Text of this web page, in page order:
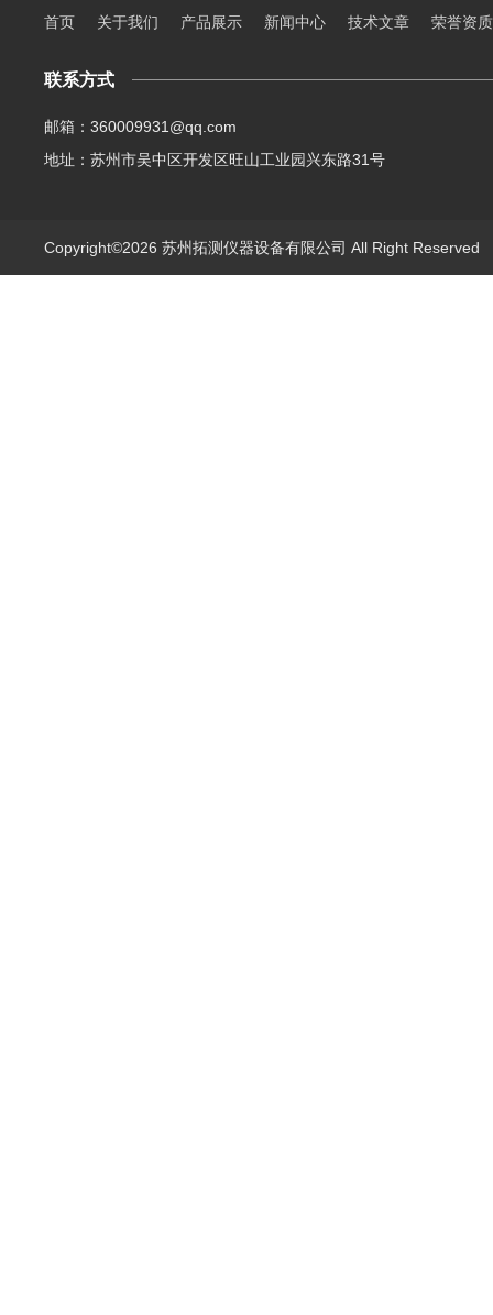
首页 关于我们 产品展示 新闻中心 技术文章 荣誉资质
联系方式
邮箱：360009931@qq.com
地址：苏州市吴中区开发区旺山工业园兴东路31号
Copyright©2026 苏州拓测仪器设备有限公司 All Right